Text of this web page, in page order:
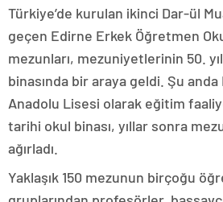
Türkiye’de kurulan ikinci Dar-ül
geçen Edirne Erkek Öğretmen
mezunları, mezuniyetlerinin 50.
binasında bir araya geldi. Şu
Anadolu Lisesi olarak eğitim
tarihi okul binası, yıllar sonra
ağırladı.
Yaklaşık 150 mezunun birçoğu